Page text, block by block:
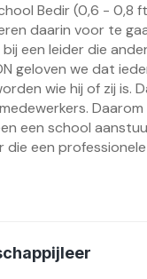
Bedir (0,6 - 0,8
daarin voor te
een leider die
geloven we dat
wie hij of zij is.
Daarom
een school
die een